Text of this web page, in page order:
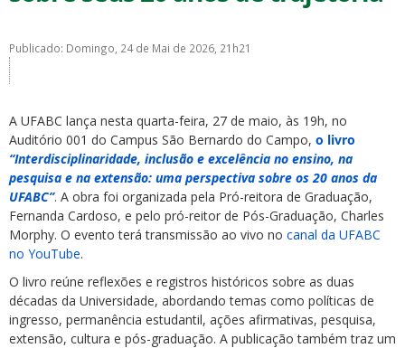
Publicado: Domingo, 24 de Mai de 2026, 21h21
A UFABC lança nesta quarta-feira, 27 de maio, às 19h, no
Auditório 001 do Campus São Bernardo do Campo, o livro
“Interdisciplinaridade, inclusão e excelência no ensino, na
pesquisa e na extensão: uma perspectiva sobre os 20 anos da
UFABC”. A obra foi organizada pela Pró-reitora de Graduação,
Fernanda Cardoso, e pelo pró-reitor de Pós-Graduação, Charles
Morphy. O evento terá transmissão ao vivo no canal da UFABC
no YouTube.
O livro reúne reflexões e registros históricos sobre as duas
décadas da Universidade, abordando temas como políticas de
ingresso, permanência estudantil, ações afirmativas, pesquisa,
extensão, cultura e pós-graduação. A publicação também traz um